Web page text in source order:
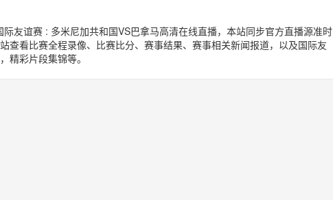
友谊赛 : 多米尼加共和国VS巴拿马高清在线直播，本站同步官方直播源准时
查看比赛全程录像、比赛比分、赛事结果、赛事相关新闻报道，以及国际友
精彩片段集锦等。